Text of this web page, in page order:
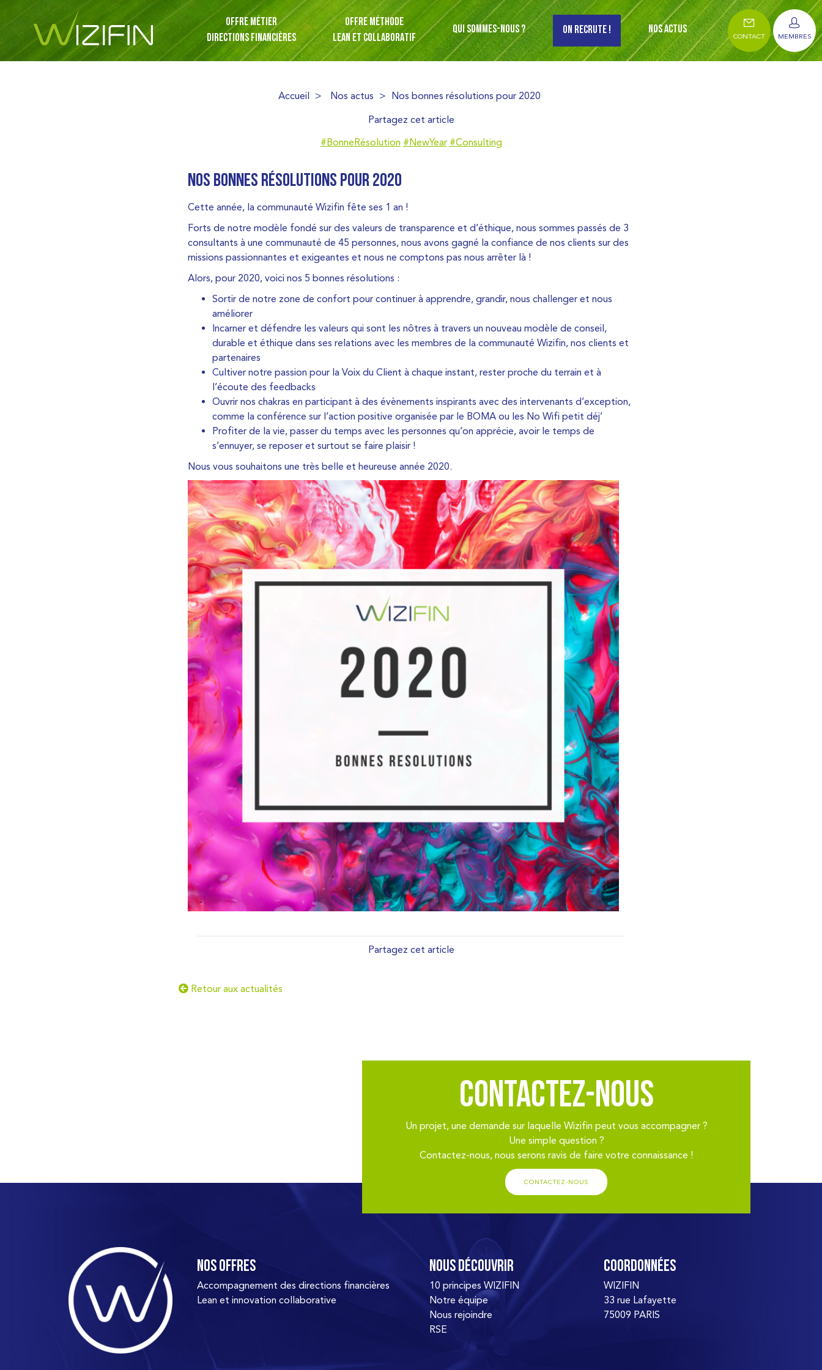
OFFRE MÉTIER
DIRECTIONS FINANCIÈRES
OFFRE MÉTHODE
LEAN ET COLLABORATIF
QUI SOMMES-NOUS ? ON RECRUTE ! NOS ACTUS
CONTACT MEMBRES
Accueil > Nos actus > Nos bonnes résolutions pour 2020
Partagez cet article
#BonneRésolution #NewYear #Consulting
NOS BONNES RÉSOLUTIONS POUR 2020
Cette année, la communauté Wizifin fête ses 1 an !
Forts de notre modèle fondé sur des valeurs de transparence et d’éthique, nous sommes passés de 3
consultants à une communauté de 45 personnes, nous avons gagné la confiance de nos clients sur des
missions passionnantes et exigeantes et nous ne comptons pas nous arrêter là !
Alors, pour 2020, voici nos 5 bonnes résolutions :
Sortir de notre zone de confort pour continuer à apprendre, grandir, nous challenger et nous
améliorer
Incarner et défendre les valeurs qui sont les nôtres à travers un nouveau modèle de conseil,
durable et éthique dans ses relations avec les membres de la communauté Wizifin, nos clients et
partenaires
Cultiver notre passion pour la Voix du Client à chaque instant, rester proche du terrain et à
l’écoute des feedbacks
Ouvrir nos chakras en participant à des évènements inspirants avec des intervenants d’exception,
comme la conférence sur l’action positive organisée par le BOMA ou les No Wifi petit déj’
Profiter de la vie, passer du temps avec les personnes qu’on apprécie, avoir le temps de
s’ennuyer, se reposer et surtout se faire plaisir !
Nous vous souhaitons une très belle et heureuse année 2020.
Partagez cet article
Retour aux actualités
Contactez-nous
Un projet, une demande sur laquelle Wizifin peut vous accompagner ?
Une simple question ?
Contactez-nous, nous serons ravis de faire votre connaissance !
CONTACTEZ-NOUS
Nos offres
Accompagnement des directions financières
Lean et innovation collaborative
Nous découvrir
10 principes WIZIFIN
Notre équipe
Nous rejoindre
RSE
Coordonnées
WIZIFIN
33 rue Lafayette
75009 PARIS